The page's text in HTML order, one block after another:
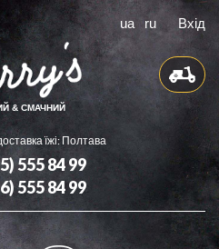
ua ru Вхід
& СМАЧНИЙ
їжі: Полтава
555 84 99
555 84 99